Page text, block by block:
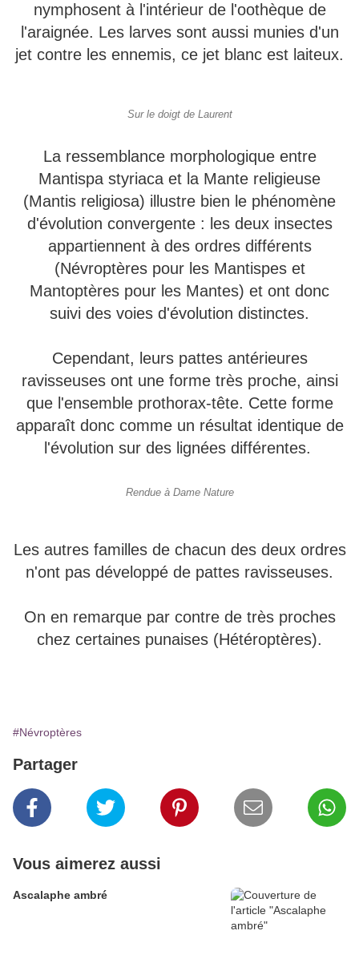
nymphosent à l'intérieur de l'oothèque de
l'araignée. Les larves sont aussi munies d'un
jet contre les ennemis, ce jet blanc est laiteux.
Sur le doigt de Laurent
La ressemblance morphologique entre
Mantispa styriaca et la Mante religieuse
(Mantis religiosa) illustre bien le phénomène
d'évolution convergente : les deux insectes
appartiennent à des ordres différents
(Névroptères pour les Mantispes et
Mantoptères pour les Mantes) et ont donc
suivi des voies d'évolution distinctes.
Cependant, leurs pattes antérieures
ravisseuses ont une forme très proche, ainsi
que l'ensemble prothorax-tête. Cette forme
apparaît donc comme un résultat identique de
l'évolution sur des lignées différentes.
Rendue à Dame Nature
Les autres familles de chacun des deux ordres
n'ont pas développé de pattes ravisseuses.
On en remarque par contre de très proches
chez certaines punaises (Hétéroptères).
#Névroptères
Partager
Vous aimerez aussi
Ascalaphe ambré